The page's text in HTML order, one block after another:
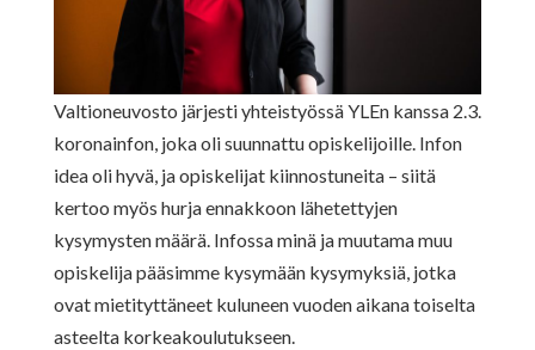
Valtioneuvosto järjesti yhteistyössä YLEn kanssa 2.3.
koronainfon, joka oli suunnattu opiskelijoille. Infon
idea oli hyvä, ja opiskelijat kiinnostuneita – siitä
kertoo myös hurja ennakkoon lähetettyjen
kysymysten määrä. Infossa minä ja muutama muu
opiskelija pääsimme kysymään kysymyksiä, jotka
ovat mietityttäneet kuluneen vuoden aikana toiselta
asteelta korkeakoulutukseen.